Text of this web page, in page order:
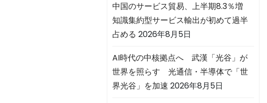
中国のサービス貿易、上半期8.3％増
知識集約型サービス輸出が初めて過半
占める 2026年8月5日
AI時代の中核拠点へ 武漢「光谷」が
世界を照らす 光通信・半導体で「世
界光谷」を加速 2026年8月5日